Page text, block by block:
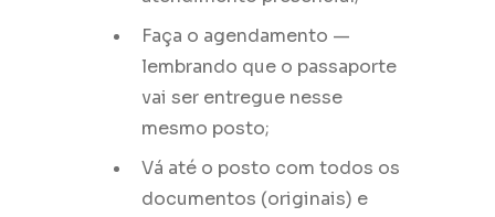
Faça o agendamento —
lembrando que o passaporte
vai ser entregue nesse
mesmo posto;
Vá até o posto com todos os
documentos (originais) e